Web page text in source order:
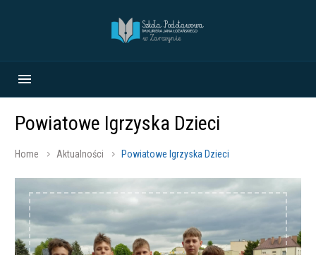
Powiatowe Igrzyska Dzieci
Home Aktualności Powiatowe Igrzyska Dzieci